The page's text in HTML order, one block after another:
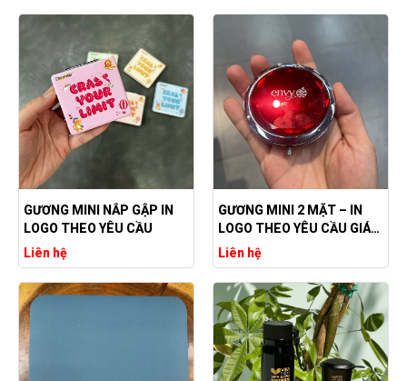
GƯƠNG MINI NẮP GẬP IN
LOGO THEO YÊU CẦU
Liên hệ
GƯƠNG MINI 2 MẶT – IN
LOGO THEO YÊU CẦU GIÁ
RẺ
Liên hệ